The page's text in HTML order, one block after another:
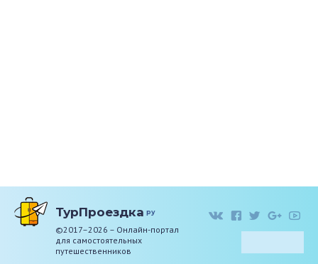
ТурПроездка ру
©2017–2026 – Онлайн-портал
для самостоятельных
путешественников